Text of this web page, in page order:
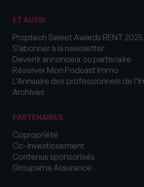
ET AUSSI
Proptech Sweet Awards RENT 2025
S’abonner à la newsletter
Devenir annonceur ou partenaire
Réserver Mon Podcast Immo
L’Annuaire des professionnels de
Archives
PARTENAIRES
Copropriété
Co-investissement
Contenus sponsorisés
Groupama Assurance